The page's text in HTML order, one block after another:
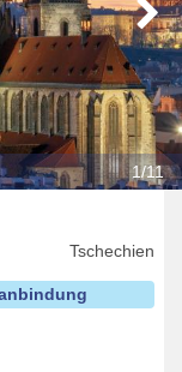
1/11
Tschechien